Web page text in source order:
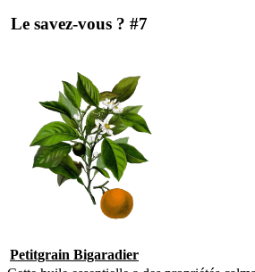
Le savez-vous ? #7
Petitgrain Bigaradier